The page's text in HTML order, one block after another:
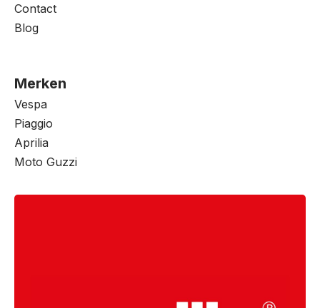
Contact
Blog
Merken
Vespa
Piaggio
Aprilia
Moto Guzzi